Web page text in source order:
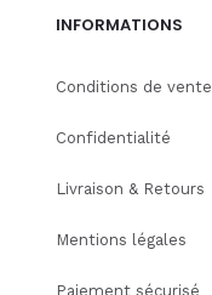
INFORMATIONS
Conditions de vente
Confidentialité
Livraison & Retours
Mentions légales
Paiement sécurisé